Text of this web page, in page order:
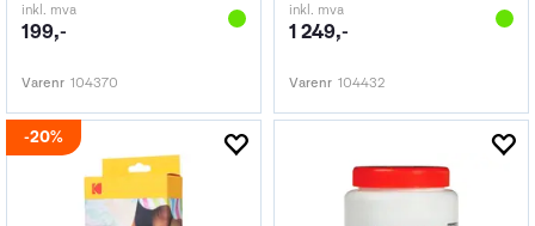
inkl. mva
199,-
Varenr 104370
inkl. mva
1 249,-
Varenr 104432
20%